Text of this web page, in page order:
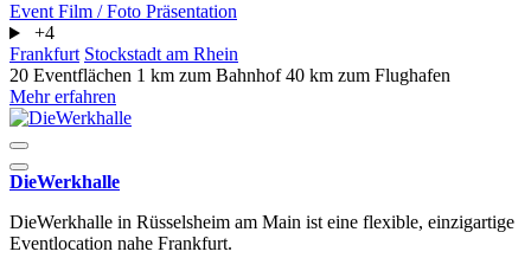
Event Film / Foto Präsentation
+4
Frankfurt Stockstadt am Rhein
20 Eventflächen 1 km zum Bahnhof40 km zum Flughafen
Mehr erfahren
DieWerkhalle
DieWerkhalle in Rüsselsheim am Main ist eine flexible, einzigartige
Eventlocation nahe Frankfurt.